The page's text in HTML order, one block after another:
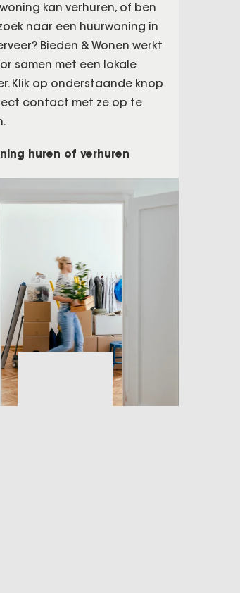
kan verhuren, of ben
naar een huurwoning in
Bieden & Wonen werkt
samen met een lokale
Klik op onderstaande knop
contact met ze op te
huren of verhuren